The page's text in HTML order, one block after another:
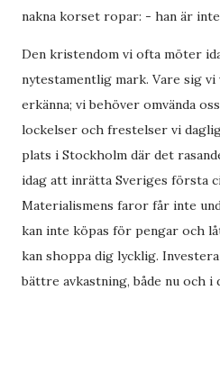
nakna korset ropar: - han är
Den kristendom vi ofta möter
nytestamentlig mark. Vare sig
erkänna; vi behöver omvända
lockelser och frestelser vi
plats i Stockholm där det
idag att inrätta Sveriges första
Materialismens faror får inte
kan inte köpas för pengar och
kan shoppa dig lycklig.
bättre avkastning, både nu och i